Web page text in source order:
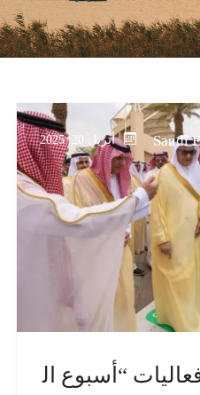
“أسبوع ال
Saudi أبريل 20, 2025